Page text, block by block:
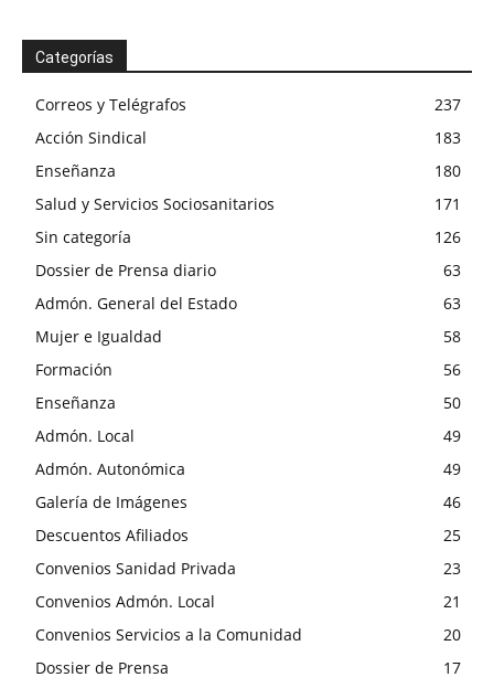
Categorías
Correos y Telégrafos
237
Acción Sindical
183
Enseñanza
180
Salud y Servicios Sociosanitarios
171
Sin categoría
126
Dossier de Prensa diario
63
Admón. General del Estado
63
Mujer e Igualdad
58
Formación
56
Enseñanza
50
Admón. Local
49
Admón. Autonómica
49
Galería de Imágenes
46
Descuentos Afiliados
25
Convenios Sanidad Privada
23
Convenios Admón. Local
21
Convenios Servicios a la Comunidad
20
Dossier de Prensa
17